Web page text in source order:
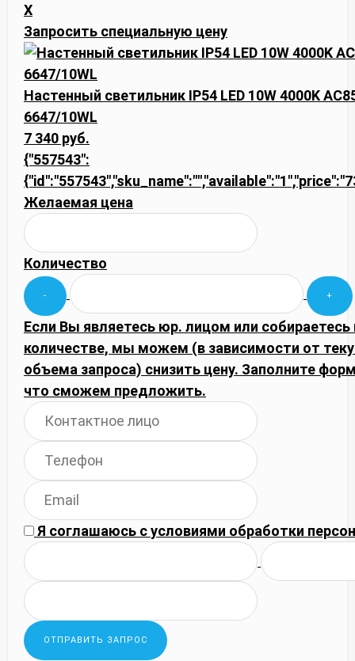
X
Запросить специальную цену
Настенный светильник IP54 LED 10W 4000K
6647/10WL
7 340 руб.
{"557543":
Желаемая цена
Количество
Если Вы являетесь юр. лицом или
количестве, мы можем (в зависимости от
объема запроса) снизить цену. Заполните
что сможем предложить.
Я соглашаюсь сусловиями обработки